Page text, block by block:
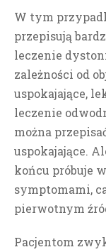
W tym
przepisują
leczenie
zależności od
uspokajające,
leczenie
można
uspokajające.
końcu próbuje
symptomami,
pierwotnym
Pacjentom